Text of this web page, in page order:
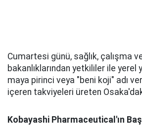
Cumartesi günü, sağlık, çalışma
bakanlıklarından yetkililer ile yerel
maya pirinci veya "beni koji" adı
içeren takviyeleri üreten
Kobayashi Pharmaceutical'ın